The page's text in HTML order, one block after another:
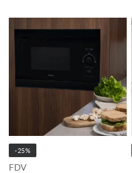
-25%
FDV